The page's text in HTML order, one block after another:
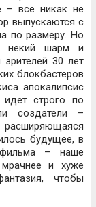
– все никак не
выпускаются с
по размеру. Но
некий шарм и
30 лет
блокбастеров
апокалипсис
строго по
создатели –
будущее, в
фильма – наше
и хуже
чтобы